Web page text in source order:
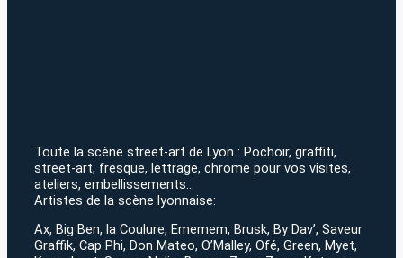
Toute la scène street-art de Lyon : Pochoir, graffiti,
street-art, fresque, lettrage, chrome pour vos visites,
ateliers, embellissements…
Artistes de la scène lyonnaise:
Ax, Big Ben, la Coulure, Ememem, Brusk, By Dav’, Saveur
Graffik, Cap Phi, Don Mateo, O’Malley, Ofé, Green, Myet,